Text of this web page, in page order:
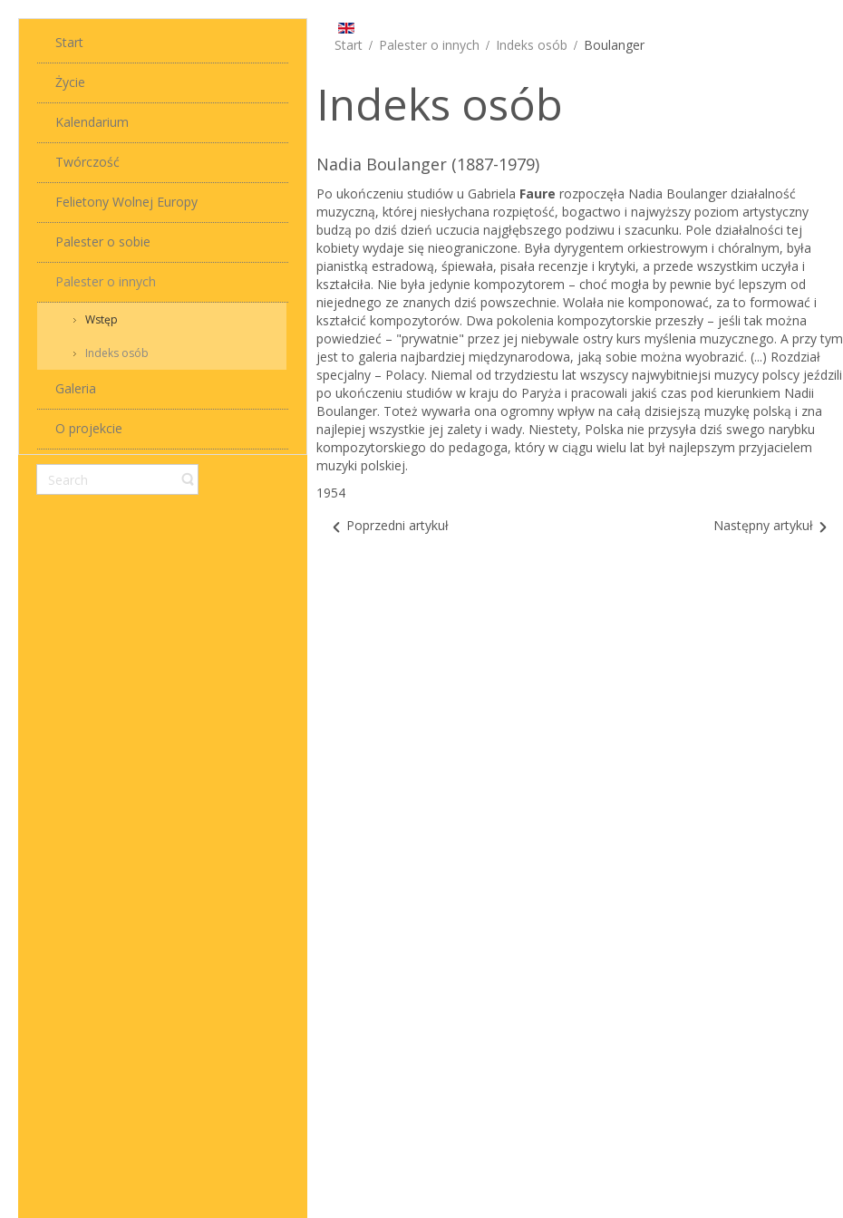
Start
Życie
Kalendarium
Twórczość
Felietony Wolnej Europy
Palester o sobie
Palester o innych
Wstęp
Indeks osób
Galeria
O projekcie
Start Palester o innych Indeks osób Boulanger
Indeks osób
Nadia Boulanger (1887-1979)
Po ukończeniu studiów u Gabriela Faure rozpoczęła Nadia Boulanger działalność
muzyczną, której niesłychana rozpiętość, bogactwo i najwyższy poziom artystyczny
budzą po dziś dzień uczucia najgłębszego podziwu i szacunku. Pole działalności tej
kobiety wydaje się nieograniczone. Była dyrygentem orkiestrowym i chóralnym, była
pianistką estradową, śpiewała, pisała recenzje i krytyki, a przede wszystkim uczyła i
kształciła. Nie była jedynie kompozytorem – choć mogła by pewnie być lepszym od
niejednego ze znanych dziś powszechnie. Wolała nie komponować, za to formować i
kształcić kompozytorów. Dwa pokolenia kompozytorskie przeszły – jeśli tak można
powiedzieć – "prywatnie" przez jej niebywale ostry kurs myślenia muzycznego. A przy tym
jest to galeria najbardziej międzynarodowa, jaką sobie można wyobrazić. (...) Rozdział
specjalny – Polacy. Niemal od trzydziestu lat wszyscy najwybitniejsi muzycy polscy jeździli
po ukończeniu studiów w kraju do Paryża i pracowali jakiś czas pod kierunkiem Nadii
Boulanger. Toteż wywarła ona ogromny wpływ na całą dzisiejszą muzykę polską i zna
najlepiej wszystkie jej zalety i wady. Niestety, Polska nie przysyła dziś swego narybku
kompozytorskiego do pedagoga, który w ciągu wielu lat był najlepszym przyjacielem
muzyki polskiej.
1954
Poprzedni artykuł
Następny artykuł